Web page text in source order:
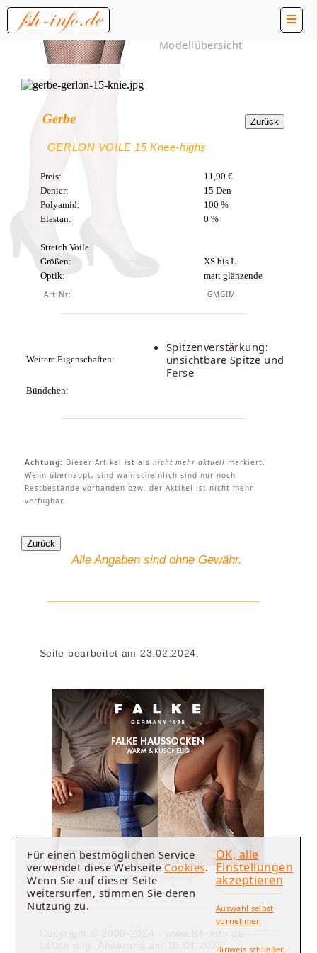
Modellübersicht
Gerbe
GERLON VOILE 15 Knee-highs
Preis:
11,90 €
Denier:
15 Den
Polyamid:
100 %
Elastan:
0 %
Stretch Voile
Größen:
XS bis L
Optik:
matt glänzende
Art.Nr: GMGIM
Weitere Eigenschaften:
Spitzenverstärkung:
unsichtbare Spitze und
Ferse
Bündchen:
Achtung: Dieser Artikel ist als nicht mehr aktuell markiert.
Wenn überhaupt, sind wahrscheinlich sind nur noch
Restbestände vorhanden bzw. der Aktikel ist nicht mehr
verfügbar.
Alle Angaben sind ohne Gewähr.
Seite bearbeitet am 23.02.2024.
Statische Werbung
Letzte allg. Änderung am 18.04.2024
Für einen bestmöglichen Service
verwendet diese Webseite Cookies.
Wenn Sie auf dieser Seite
weitersurfen, stimmen Sie deren
Nutzung zu.
OK, alle
Einstellungen
akzeptieren
Auswahl selbst
vornehmen
Hinweis schließen